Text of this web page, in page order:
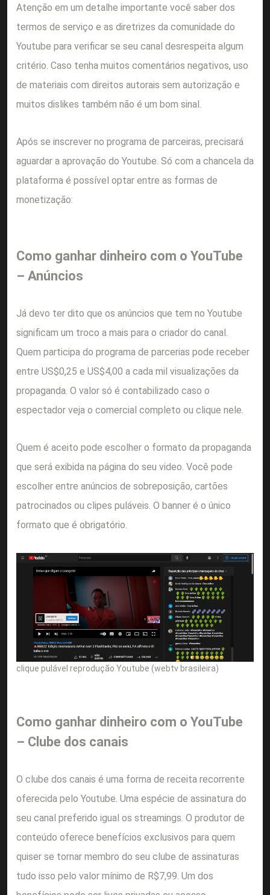
Atenção em um detalhe importante você saber dos
termos de serviço e as diretrizes da comunidade do
Youtube para verificar se seu canal desrespeita algum
critério. Caso tenha muitos comentários negativos, uso
de materiais com direitos autorais sem autorização e
muitos dislikes também não é um bom sinal.
Após se inscrever no programa de parceiras, precisará
aguardar a aprovação do Youtube. Só com a chancela da
plataforma é possível optar entre as formas de
monetização:
Como ganhar dinheiro com o YouTube
– Anúncios
Já devo ter dito que os anúncios que tem no Youtube
significam um troco a mais para o criador do canal.
Quem participa do programa de parcerias pode receber
entre US$0,25 e US$4,00 a cada mil visualizações da
propaganda. O valor só é contabilizado caso o
espectador veja o comercial completo ou clique nele.
Quem é aceito pode escolher o formato da propaganda
que será exibida na página do seu video. Você pode
escolher entre anúncios de sobreposição, cartões
patrocinados ou clipes puláveis. O banner é o único
formato que é obrigatório.
clique pulável reprodução Youtube (webtv brasileira)
Como ganhar dinheiro com o YouTube
– Clube dos canais
O clube dos canais é uma forma de receita recorrente
oferecida pelo Youtube. Uma espécie de assinatura do
seu canal preferido igual os streamings. O produtor de
conteúdo oferece benefícios exclusivos para quem
quiser se tornar membro do seu clube de assinaturas
tudo isso pelo valor mínimo de R$7,99. Um dos